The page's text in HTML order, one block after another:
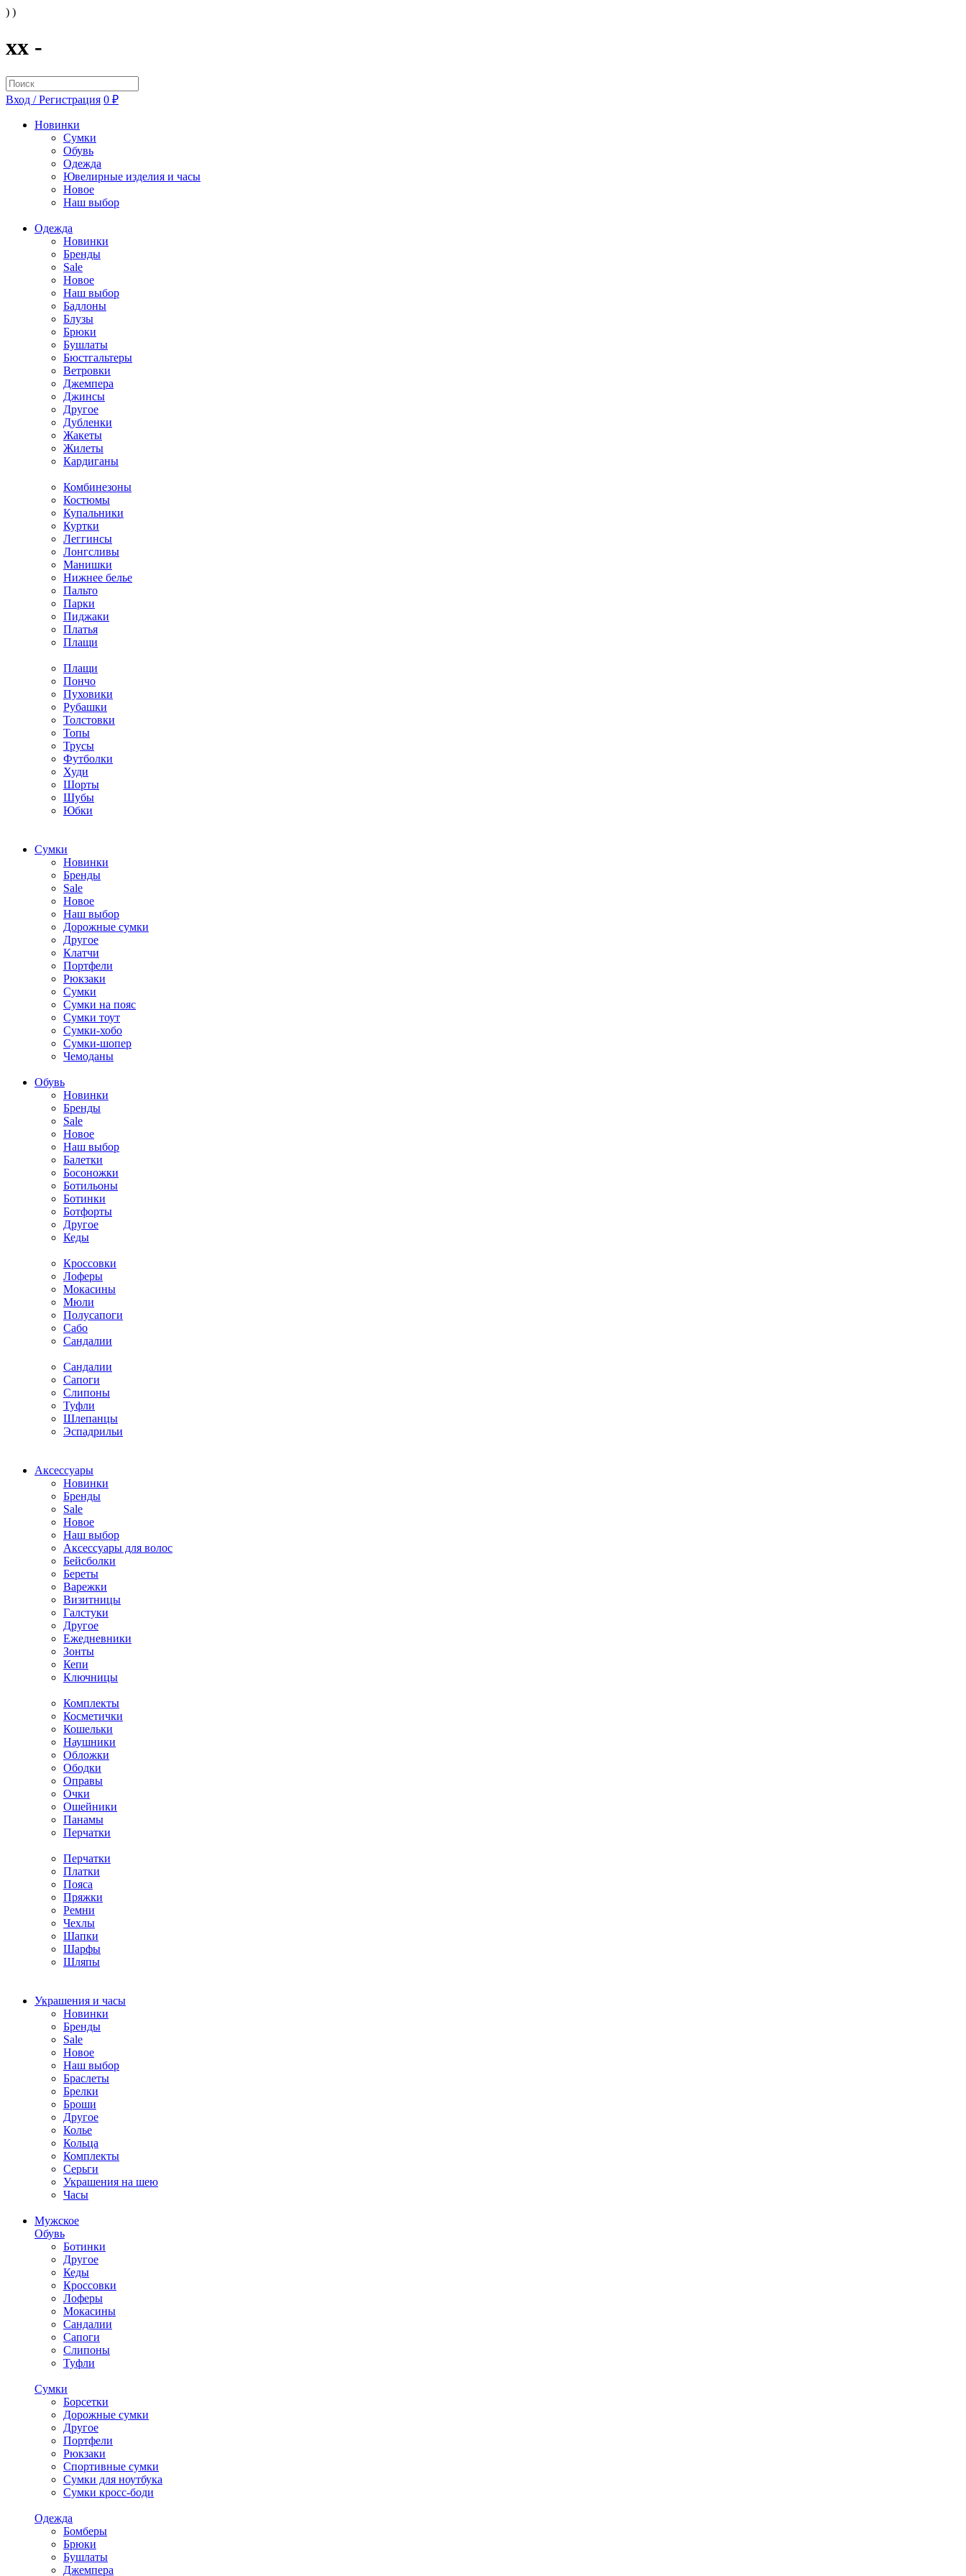
) )
xx -
Вход / Регистрация 0 ₽
Новинки
Сумки
Обувь
Одежда
Ювелирные изделия и часы
Новое
Наш выбор
Одежда
Новинки
Бренды
Sale
Новое
Наш выбор
Бадлоны
Блузы
Брюки
Бушлаты
Бюстгальтеры
Ветровки
Джемпера
Джинсы
Другое
Дубленки
Жакеты
Жилеты
Кардиганы
Комбинезоны
Костюмы
Купальники
Куртки
Леггинсы
Лонгсливы
Манишки
Нижнее белье
Пальто
Парки
Пиджаки
Платья
Плащи
Плащи
Пончо
Пуховики
Рубашки
Толстовки
Топы
Трусы
Футболки
Худи
Шорты
Шубы
Юбки
Cумки
Новинки
Бренды
Sale
Новое
Наш выбор
Дорожные сумки
Другое
Клатчи
Портфели
Рюкзаки
Сумки
Сумки на пояс
Сумки тоут
Сумки-хобо
Сумки-шопер
Чемоданы
Обувь
Новинки
Бренды
Sale
Новое
Наш выбор
Балетки
Босоножки
Ботильоны
Ботинки
Ботфорты
Другое
Кеды
Кроссовки
Лоферы
Мокасины
Мюли
Полусапоги
Сабо
Сандалии
Сандалии
Сапоги
Слипоны
Туфли
Шлепанцы
Эспадрильи
Аксессуары
Новинки
Бренды
Sale
Новое
Наш выбор
Аксессуары для волос
Бейсболки
Береты
Варежки
Визитницы
Галстуки
Другое
Ежедневники
Зонты
Кепи
Ключницы
Комплекты
Косметички
Кошельки
Наушники
Обложки
Ободки
Оправы
Очки
Ошейники
Панамы
Перчатки
Перчатки
Платки
Пояса
Пряжки
Ремни
Чехлы
Шапки
Шарфы
Шляпы
Украшения и часы
Новинки
Бренды
Sale
Новое
Наш выбор
Браслеты
Брелки
Броши
Другое
Колье
Кольца
Комплекты
Серьги
Украшения на шею
Часы
Мужское
Обувь
Ботинки
Другое
Кеды
Кроссовки
Лоферы
Мокасины
Сандалии
Сапоги
Слипоны
Туфли
Сумки
Борсетки
Дорожные сумки
Другое
Портфели
Рюкзаки
Спортивные сумки
Сумки для ноутбука
Сумки кросс-боди
Одежда
Бомберы
Брюки
Бушлаты
Джемпера